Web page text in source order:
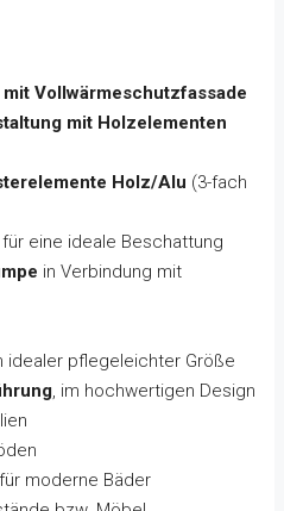
Vollwärmeschutzfassade
mit Holzelementen
Holz/Alu (3-fach
für eine ideale Beschattung
in Verbindung mit
idealer pflegeleichter Größe
, im hochwertigen Design
moderne Bäder